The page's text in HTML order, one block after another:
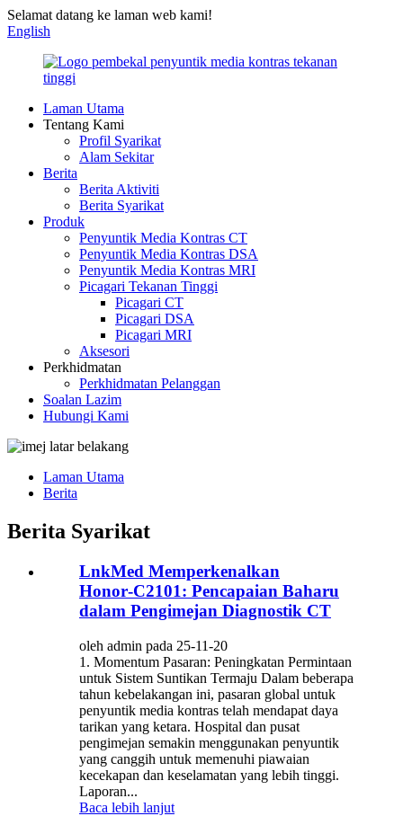
Selamat datang ke laman web kami!
English
Laman Utama
Tentang Kami
Profil Syarikat
Alam Sekitar
Berita
Berita Aktiviti
Berita Syarikat
Produk
Penyuntik Media Kontras CT
Penyuntik Media Kontras DSA
Penyuntik Media Kontras MRI
Picagari Tekanan Tinggi
Picagari CT
Picagari DSA
Picagari MRI
Aksesori
Perkhidmatan
Perkhidmatan Pelanggan
Soalan Lazim
Hubungi Kami
Laman Utama
Berita
Berita Syarikat
LnkMed Memperkenalkan
Honor‑C2101: Pencapaian Baharu
dalam Pengimejan Diagnostik CT
oleh admin pada 25-11-20
1. Momentum Pasaran: Peningkatan Permintaan
untuk Sistem Suntikan Termaju Dalam beberapa
tahun kebelakangan ini, pasaran global untuk
penyuntik media kontras telah mendapat daya
tarikan yang ketara. Hospital dan pusat
pengimejan semakin menggunakan penyuntik
yang canggih untuk memenuhi piawaian
kecekapan dan keselamatan yang lebih tinggi.
Laporan...
Baca lebih lanjut